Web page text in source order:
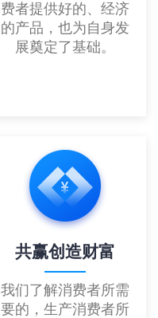
费者提供好的、经济
的产品，也为自身发
展奠定了基础。
共赢创造财富
我们了解消费者所需
要的，生产消费者所